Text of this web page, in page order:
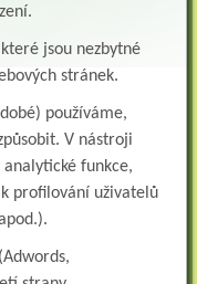
nebo praktickou sestru na
poměru: VŠEOBECNÁ
přijme
jsou nezbytné
stránek.
používáme,
V nástroji
funkce,
profilování uživatelů